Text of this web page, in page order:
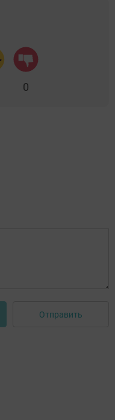
0
Отправить